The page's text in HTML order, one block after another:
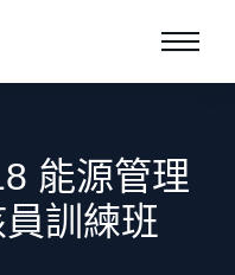
能源管理
訓練班